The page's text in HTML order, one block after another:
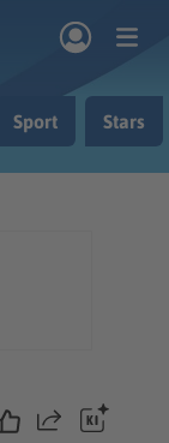
Sport Stars
Teilen